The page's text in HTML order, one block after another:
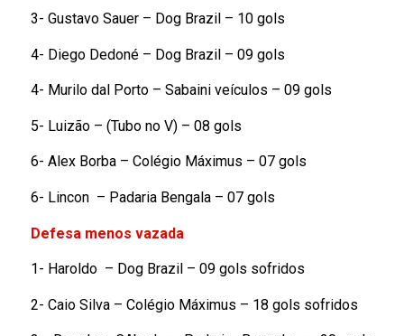
3- Gustavo Sauer – Dog Brazil – 10 gols
4- Diego Dedoné – Dog Brazil – 09 gols
4- Murilo dal Porto – Sabaini veículos – 09 gols
5- Luizão – (Tubo no V) – 08 gols
6- Alex Borba – Colégio Máximus – 07 gols
6- Lincon – Padaria Bengala – 07 gols
Defesa menos vazada
1- Haroldo – Dog Brazil – 09 gols sofridos
2- Caio Silva – Colégio Máximus – 18 gols sofridos